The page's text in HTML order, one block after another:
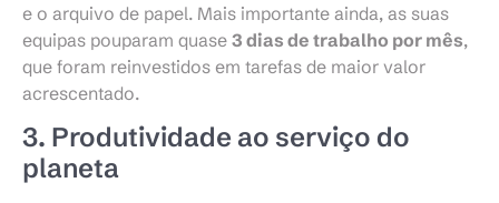
e o arquivo de papel. Mais importante ainda, as suas
equipas pouparam quase 3 dias de trabalho por mês,
que foram reinvestidos em tarefas de maior valor
acrescentado.
3. Produtividade ao serviço do
planeta